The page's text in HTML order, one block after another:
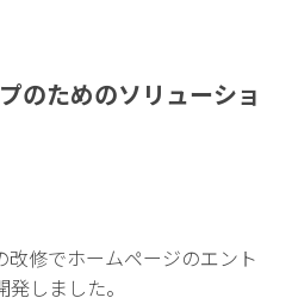
のためのソリューショ
修でホームページのエント
しました。